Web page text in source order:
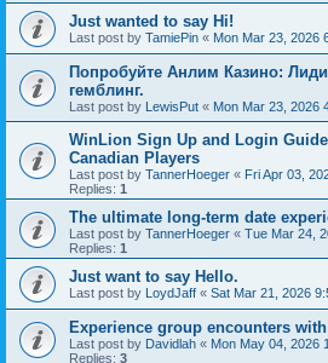
Just wanted to say Hi!
Last post by TamiePin « Mon Mar 23, 2026
Попробуйте Анлим Казино:
гемблинг.
Last post by LewisPut « Mon Mar 23, 2026
WinLion Sign Up and Login
Canadian Players
Last post by TannerHoeger « Fri Apr 03,
Replies: 1
The ultimate long-term date
Last post by TannerHoeger « Tue Mar 24,
Replies: 1
Just want to say Hello.
Last post by LoydJaff « Sat Mar 21, 2026
Experience group encounters
Last post by Davidlah « Mon May 04, 2026
Replies: 3